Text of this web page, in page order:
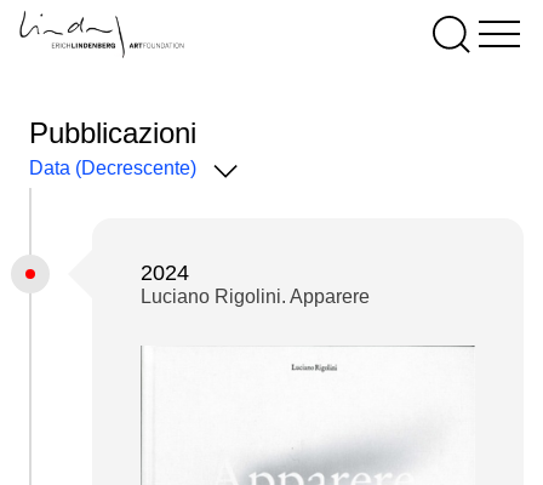
Pubblicazioni
Data (Decrescente)
2024
Luciano Rigolini. Apparere